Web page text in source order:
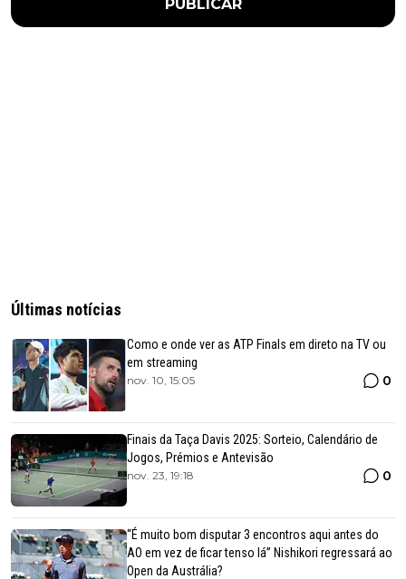
PUBLICAR
Últimas notícias
Como e onde ver as ATP Finals em direto na TV ou
em streaming
nov. 10, 15:05 0
Finais da Taça Davis 2025: Sorteio, Calendário de
Jogos, Prémios e Antevisão
nov. 23, 19:18 0
“É muito bom disputar 3 encontros aqui antes do
AO em vez de ficar tenso lá” Nishikori regressará ao
Open da Austrália?